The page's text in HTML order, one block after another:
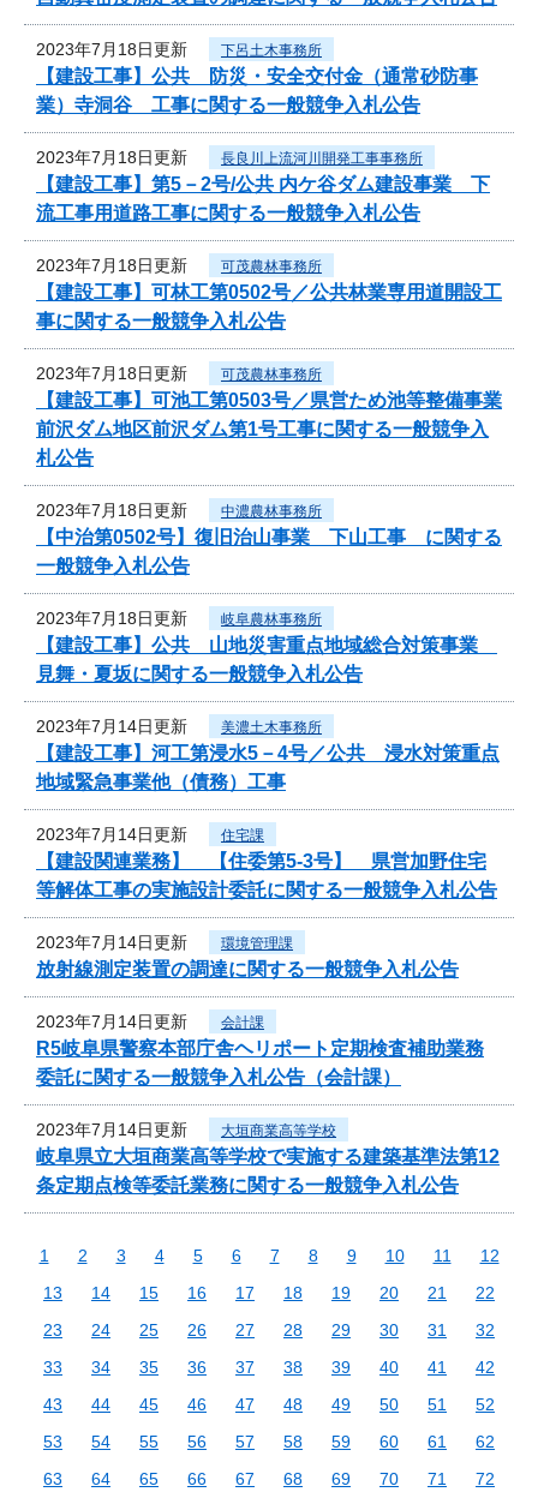
2023年7月18日更新 下呂土木事務所
【建設工事】公共 防災・安全交付金（通常砂防事
業）寺洞谷 工事に関する一般競争入札公告
2023年7月18日更新 長良川上流河川開発工事事務所
【建設工事】第5－2号/公共 内ケ谷ダム建設事業 下
流工事用道路工事に関する一般競争入札公告
2023年7月18日更新 可茂農林事務所
【建設工事】可林工第0502号／公共林業専用道開設工
事に関する一般競争入札公告
2023年7月18日更新 可茂農林事務所
【建設工事】可池工第0503号／県営ため池等整備事業
前沢ダム地区前沢ダム第1号工事に関する一般競争入
札公告
2023年7月18日更新 中濃農林事務所
【中治第0502号】復旧治山事業 下山工事 に関する
一般競争入札公告
2023年7月18日更新 岐阜農林事務所
【建設工事】公共 山地災害重点地域総合対策事業
見舞・夏坂に関する一般競争入札公告
2023年7月14日更新 美濃土木事務所
【建設工事】河工第浸水5－4号／公共 浸水対策重点
地域緊急事業他（債務）工事
2023年7月14日更新 住宅課
【建設関連業務】 【住委第5-3号】 県営加野住宅
等解体工事の実施設計委託に関する一般競争入札公告
2023年7月14日更新 環境管理課
放射線測定装置の調達に関する一般競争入札公告
2023年7月14日更新 会計課
R5岐阜県警察本部庁舎ヘリポート定期検査補助業務
委託に関する一般競争入札公告（会計課）
2023年7月14日更新 大垣商業高等学校
岐阜県立大垣商業高等学校で実施する建築基準法第12
条定期点検等委託業務に関する一般競争入札公告
1 2 3 4 5 6 7 8 9 10 11
12
13
14 15 16 17 18 19 20 21
22
23
24 25 26 27 28 29 30 31
32
33
34 35 36 37 38 39 40 41
42
43
44 45 46 47 48 49 50 51
52
53
54 55 56 57 58 59 60 61
62
63
64 65 66 67 68 69 70 71
72